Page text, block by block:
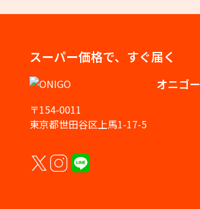
スーパー価格で、すぐ届く
オニゴー
〒154-0011
東京都世田谷区上馬1-17-5